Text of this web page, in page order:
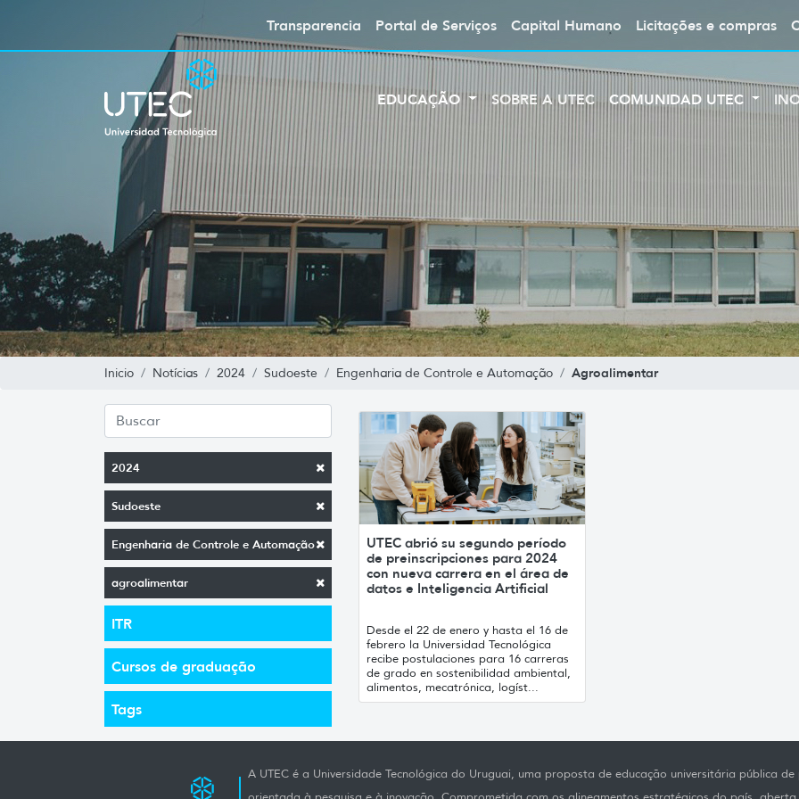
Transparencia Portal de Serviços Capital Humano Licitações e compras
EDUCAÇÃO SOBRE A UTEC COMUNIDAD UTEC
Inicio Notícias 2024 Sudoeste Engenharia de Controle e Automação Agroalimentar
2024
Sudoeste
Engenharia de Controle e Automação
agroalimentar
ITR
Cursos de graduação
Tags
UTEC abrió su segundo período
de preinscripciones para 2024
con nueva carrera en el área de
datos e Inteligencia Artificial
Desde el 22 de enero y hasta el 16 de
febrero la Universidad Tecnológica
recibe postulaciones para 16 carreras
de grado en sostenibilidad ambiental,
alimentos, mecatrónica, logíst...
A UTEC é a Universidade Tecnológica do Uruguai, uma proposta de educação universitária pública